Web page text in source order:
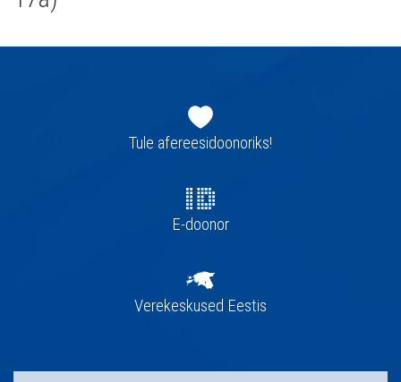
navigatsioonTule afereesidoonoriks!
E-doonor
Verekeskused Eestis